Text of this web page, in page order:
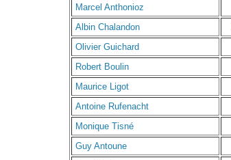
Marcel Anthonioz
Albin Chalandon
Olivier Guichard
Robert Boulin
Maurice Ligot
Antoine Rufenacht
Monique Tisné
Guy Antoune